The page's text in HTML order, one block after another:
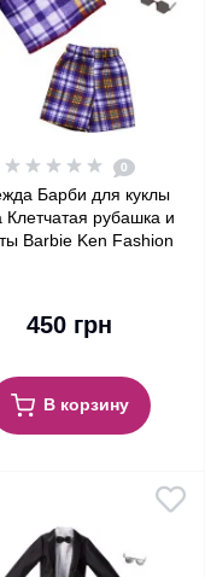
0
Барби для куклы
Клетчатая рубашка и
Barbie Ken Fashion
450 грн
В корзину